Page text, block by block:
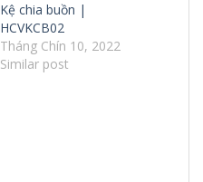
Kệ chia buồn |
HCVKCB02
Tháng Chín 10, 2022
Similar post